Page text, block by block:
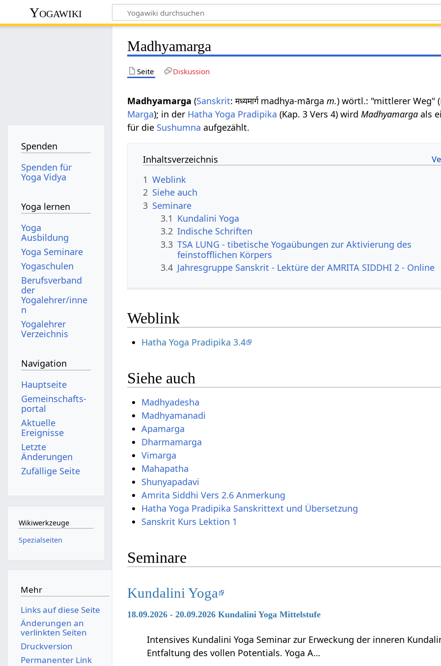
Yogawiki
Madhyamarga
Seite Diskussion
Madhyamarga (Sanskrit: मध्यमार्ग madhya-mārgam.) wörtl.: "mittlerer Weg" (
Marga); in der Hatha Yoga Pradipika (Kap. 3 Vers 4) wird Madhyamarga als
für die Sushumna aufgezählt.
Inhaltsverzeichnis
1 Weblink
2 Siehe auch
3 Seminare
3.1 Kundalini Yoga
3.2 Indische Schriften
3.3 TSA LUNG - tibetische Yogaübungen zur Aktivierung des
feinstofflichen Körpers
3.4 Jahresgruppe Sanskrit - Lektüre der AMRITA SIDDHI 2 - Online
Weblink
Hatha Yoga Pradipika 3.4
Siehe auch
Madhyadesha
Madhyamanadi
Apamarga
Dharmamarga
Vimarga
Mahapatha
Shunyapadavi
Amrita Siddhi Vers 2.6 Anmerkung
Hatha Yoga Pradipika Sanskrittext und Übersetzung
Sanskrit Kurs Lektion 1
Seminare
Kundalini Yoga
18.09.2026 - 20.09.2026 Kundalini Yoga Mittelstufe
Intensives Kundalini Yoga Seminar zur Erweckung der inneren
Entfaltung des vollen Potentials. Yoga A…
Spenden
Spenden für
Yoga Vidya
Yoga lernen
Yoga
Ausbildung
Yoga Seminare
Yogaschulen
Berufsverband
der
Yogalehrer/inne
n
Yogalehrer
Verzeichnis
Navigation
Hauptseite
Gemeinschafts­
portal
Aktuelle
Ereignisse
Letzte
Änderungen
Zufällige Seite
Wikiwerkzeuge
Spezialseiten
Mehr
Links auf diese Seite
Änderungen an
verlinkten Seiten
Druckversion
Permanenter Link